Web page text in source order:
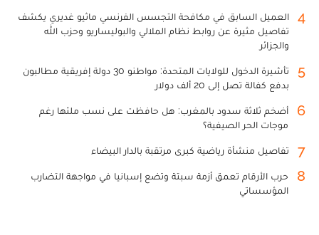
4
العميل السابق في مكافحة التجسس الفرنسي ماثيو غديري يكشف
تفاصيل مثيرة عن روابط نظام الملالي والبوليساريو وحزب الله
والجزائر
5
تأشيرة الدخول للولايات المتحدة: مواطنو 30 دولة إفريقية مطالبون
بدفع كفالة تصل إلى 20 ألف دولار
6
أضخم ثلاثة سدود بالمغرب: هل حافظت على نسب ملئها رغم
موجات الحر الصيفية؟
7 تفاصيل منشأة رياضية كبرى مرتقبة بالدار البيضاء
8
حرب الأرقام تعمق أزمة سبتة وتضع إسبانيا في مواجهة التضارب
المؤسساتي